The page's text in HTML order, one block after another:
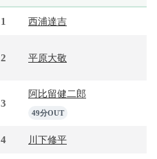
1 西浦達吉
2 平原大敬
3
阿比留健二郎
49分OUT
4 川下修平